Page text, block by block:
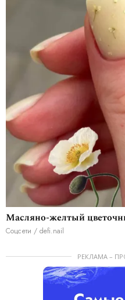
Масляно-желтый
Соцсети / defi.nail
РЕКЛАМА –